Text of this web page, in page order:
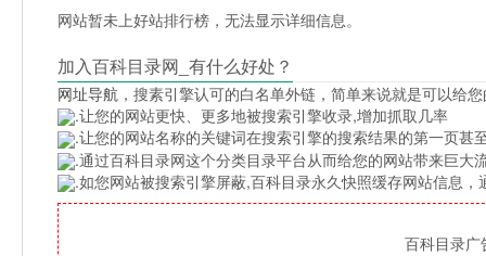
网站暂未上好站排行榜，无法显示详细信息。
加入百科目录网_有什么好处？
网址导航 ，搜素引擎认可的白名单外链，简单来说就是可以给
.让您的网站更快、更多地被搜索引擎收录,增加抓取几率
.让您的网站名称的关键词在搜索引擎的搜索结果的第一页甚
.通过百科目录网这个分类目录平台从而给您的网站带来巨大
.如您网站被搜索引擎屏蔽,百科目录永久快照缓存网站信息
百科目录